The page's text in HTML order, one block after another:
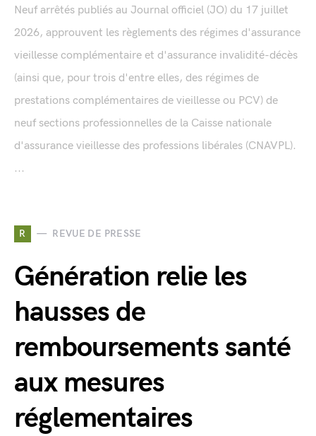
Neuf arrêtés publiés au Journal officiel (JO) du 17 juillet
2026, approuvent les règlements des régimes d'assurance
vieillesse complémentaire et d'assurance invalidité-décès
(ainsi que, pour trois d'entre elles, des régimes de
prestations complémentaires de vieillesse ou PCV) de
neuf sections professionnelles de la Caisse nationale
d'assurance vieillesse des professions libérales (CNAVPL).
...
R REVUE DE PRESSE
Génération relie les
hausses de
remboursements santé
aux mesures
réglementaires